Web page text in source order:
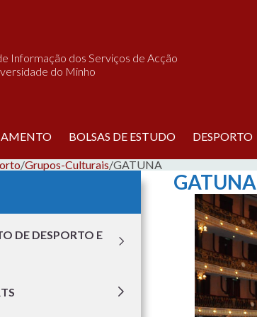
Informação dos Serviços de Acção
do Minho
BOLSAS DE ESTUDO DESPORTO
/Grupos-Culturais/GATUNA
DE DESPORTO E
GATUNA